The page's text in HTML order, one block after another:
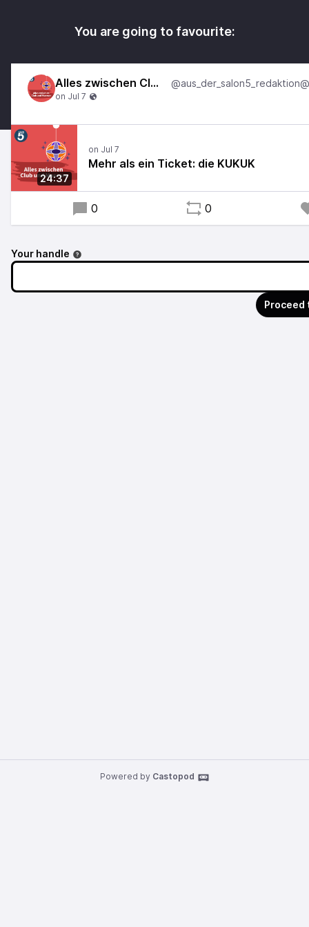
You are going to favourite:
Alles zwischen Club und Museum
24:37
Mehr als ein Ticket: die KUKUK
0 0
Your handle
Powered by Castopod